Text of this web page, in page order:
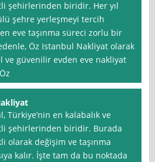
şehirlerinden biridir. Her yıl
şehre yerleşmeyi tercih
eve taşınma süreci zorlu bir
Öz Istanbul Nakliyat olarak
ve güvenilir evden eve nakliyat
Türkiye’nin en kalabalık ve
şehirlerinden biridir. Burada
olarak değişim ve taşınma
kalır. İşte tam da bu noktada